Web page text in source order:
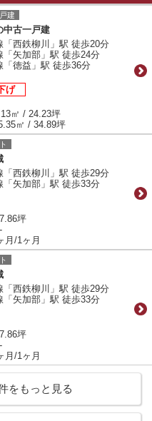
建
中古一戸建
「西鉄柳川」駅 徒歩20分
「矢加部」駅 徒歩24分
「徳益」駅 徒歩36分
げ
㎡ / 24.23坪
㎡ / 34.89坪
「西鉄柳川」駅 徒歩29分
「矢加部」駅 徒歩33分
坪
月/1ヶ月
「西鉄柳川」駅 徒歩29分
「矢加部」駅 徒歩33分
坪
月/1ヶ月
をもっと見る